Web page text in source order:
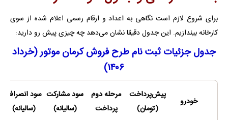
برای شروع لازم است نگاهی به اعداد و ارقام رسمی اعلام شده از سوی
کارخانه بیندازیم. این جدول دقیقا نشان می‌دهد چه چیزی پیش رو دارید:
جدول جزئیات ثبت نام طرح فروش کرمان موتور (خرداد
۱۴۰۶)
خودرو
پیش‌پرداخت
(تومان)
مرحله دوم
پرداخت
سود مشارکت
(سالیانه)
سود انصراف
(سالیانه)